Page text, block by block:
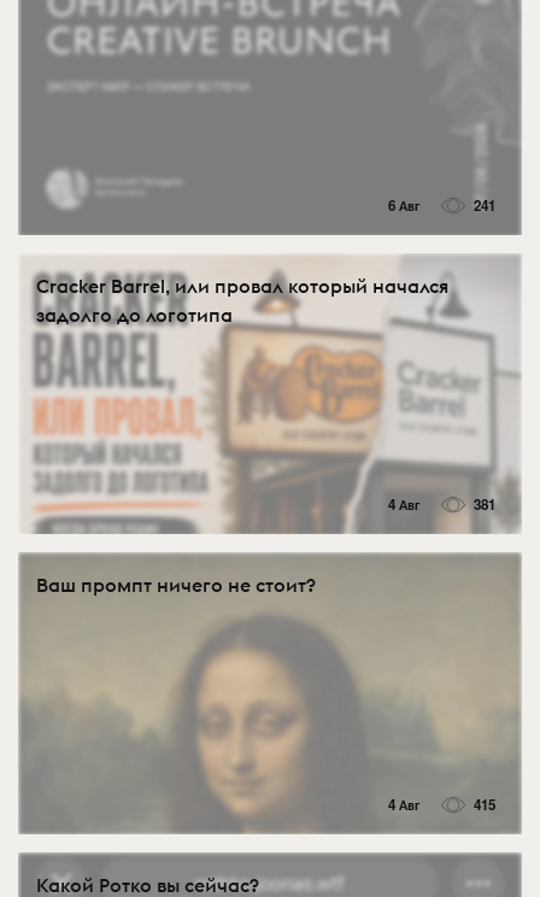
6 Авг 241
Cracker Barrel, или провал который начался
задолго до логотипа
4 Авг 381
Ваш промпт ничего не стоит?
4 Авг 415
Какой Ротко вы сейчас?